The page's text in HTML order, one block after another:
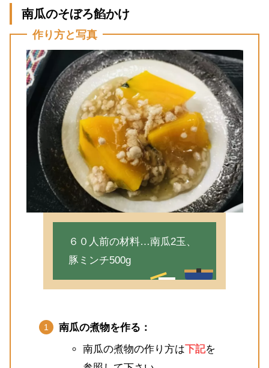
南瓜のそぼろ餡かけ
作り方と写真
６０人前の材料…南瓜2玉、
豚ミンチ500g
南瓜の煮物を作る：
南瓜の煮物の作り方は下記を